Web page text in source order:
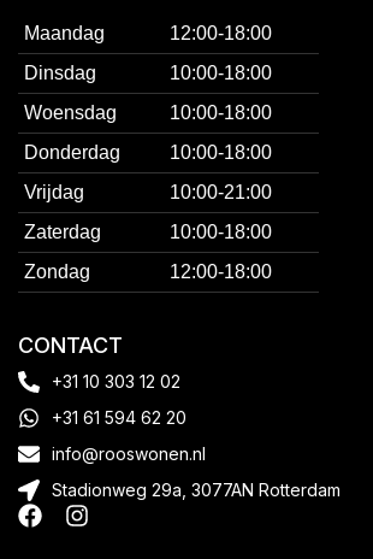
Maandag
12:00-18:00
Dinsdag
10:00-18:00
Woensdag
10:00-18:00
Donderdag
10:00-18:00
Vrijdag
10:00-21:00
Zaterdag
10:00-18:00
Zondag
12:00-18:00
CONTACT
+31 10 303 12 02
+31 61 594 62 20
info@rooswonen.nl
Stadionweg 29a, 3077AN Rotterdam